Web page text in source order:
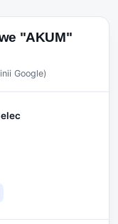
"AKUM"
Google)